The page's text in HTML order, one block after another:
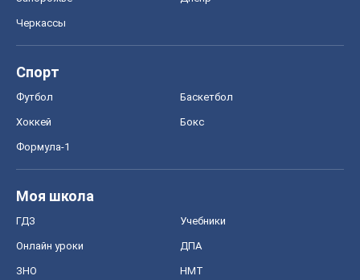
Черкассы
Спорт
Футбол Баскетбол
Хоккей Бокс
Формула-1
Моя школа
ГДЗ Учебники
Онлайн уроки ДПА
ЗНО НМТ